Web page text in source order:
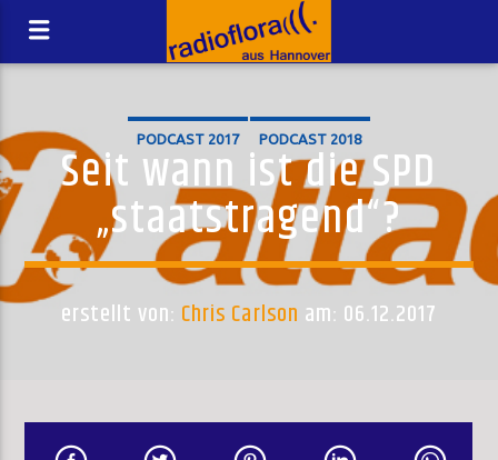
PODCAST 2017 PODCAST 2018
Seit wann ist die SPD
„staatstragend“?
erstellt von: Chris Carlson am: 06.12.2017